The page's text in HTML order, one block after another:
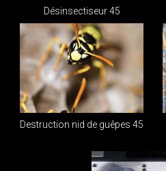
Désinsectiseur 45
Destruction nid de guêpes 45